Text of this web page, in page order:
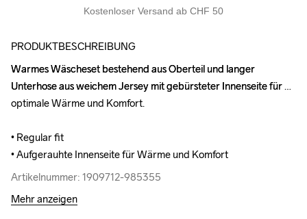
Kostenloser Versand ab CHF 50
PRODUKTBESCHREIBUNG
Warmes Wäscheset bestehend aus Oberteil und langer
Unterhose aus weichem Jersey mit gebürsteter Innenseite für
optimale Wärme und Komfort.
• Regular fit
• Aufgerauhte Innenseite für Wärme und Komfort
Artikelnummer: 1909712-985355
Warmes Wäscheset bestehend aus Oberteil und langer
Unterhose aus weichem Jersey mit gebürsteter Innenseite für
optimale Wärme und Komfort.
• Regular fit
• Aufgerauhte Innenseite für Wärme und Komfort
Artikelnummer: 1909712-985355
Mehr anzeigen